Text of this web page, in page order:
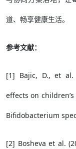
道、畅享健康生活。
参考文献：
[1] Bajic, D., et al.
effects on
Bifidobacterium
[2] Bosheva et al.